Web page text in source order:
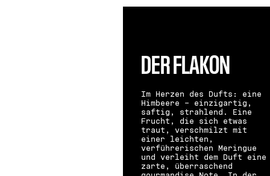
DER FLAKON
Im Herzen des Dufts: eine
Himbeere – einzigartig,
saftig, strahlend. Eine
Frucht, die sich etwas
traut, verschmilzt mit
einer leichten,
verführerischen Meringue
und verleiht dem Duft eine
zarte, überraschend